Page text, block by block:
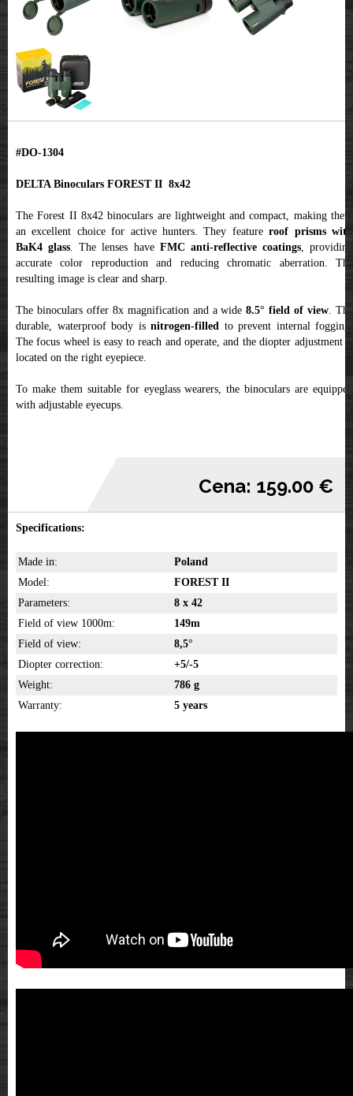
#DO-1304
DELTA Binoculars FOREST II 8x42
The Forest II 8x42 binoculars are lightweight and compact, making them
an excellent choice for active hunters. They featureroof prisms with
BaK4 glass . The lenses haveFMC anti-reflective coatings, providing
accurate color reproduction and reducing chromatic aberration. The
resulting image is clear and sharp.
The binoculars offer 8x magnification and a wide8.5° field of view . The
durable, waterproof body is nitrogen-filled to prevent internal fogging.
The focus wheel is easy to reach and operate, and the diopter adjustment is
located on the right eyepiece.
To make them suitable for eyeglass wearers, the binoculars are equipped
with adjustable eyecups.
Cena: 159.00 €
Specifications:
Made in:
Poland
Model:
FOREST II
Parameters:
8 x 42
Field of view 1000m:
149m
Field of view:
8,5°
Diopter correction:
+5/-5
Weight:
786 g
Warranty:
5 years